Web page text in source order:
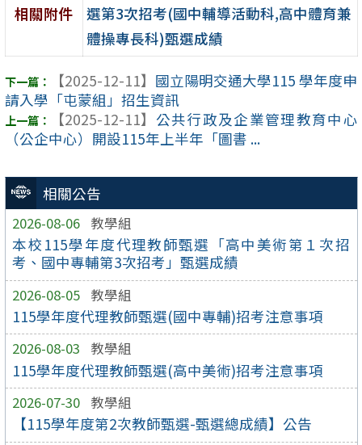
相關公告
2026-08-06 教學組
本校115學年度代理教師甄選「高中美術第１次招
考、國中專輔第3次招考」甄選成績
2026-08-05 教學組
115學年度代理教師甄選(國中專輔)招考注意事項
2026-08-03 教學組
115學年度代理教師甄選(高中美術)招考注意事項
2026-07-30 教學組
【115學年度第2次教師甄選-甄選總成績】公告
相關附件
選第3次招考(國中輔導活動科,高中體育兼
體操專長科)甄選成績
【2025-12-11】 國立陽明交通大學115 學年度申
請入學「屯蒙組」招生資訊
【2025-12-11】 公共行政及企業管理教育中心
（公企中心）開設115年上半年「圖書 ...